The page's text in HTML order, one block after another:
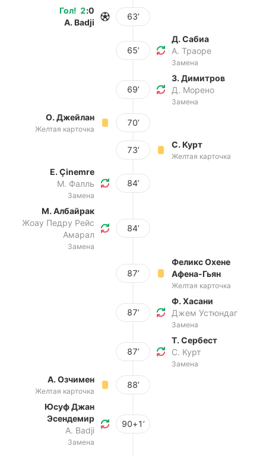
Гол! 2:0
A. Badji
63’
65’
Д. Сабиа
А. Траоре
Замена
69’
З. Димитров
Д. Морено
Замена
О. Джейлан
Желтая карточка
70’
73’
С. Курт
Желтая карточка
E. Çinemre
М. Фалль
Замена
84’
М. Албайрак
Жоау Педру Рейс
Амарал
Замена
84’
87’
Феликс Охене
Афена-Гьян
Желтая карточка
87’
Ф. Хасани
Джем Устюндаг
Замена
87’
Т. Сербест
С. Курт
Замена
А. Озчимен
Желтая карточка
88’
Юсуф Джан
Эсендемир
A. Badji
Замена
90+1’